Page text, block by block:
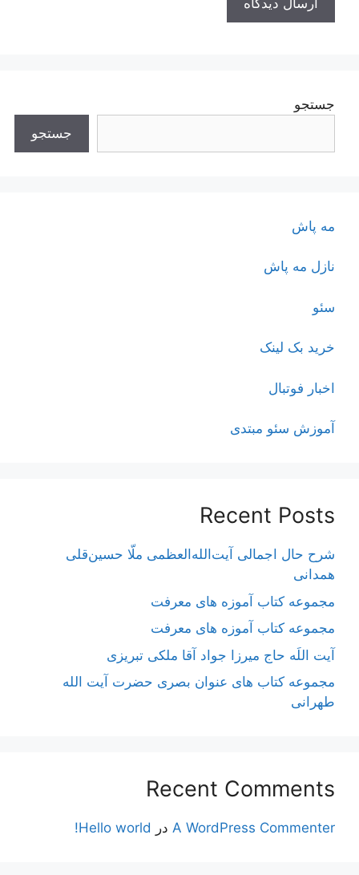
جستجو
جستجو
مه پاش
نازل مه پاش
سئو
خرید بک لینک
اخبار فوتبال
آموزش سئو مبتدی
Recent Posts
شرح حال اجمالی آیت‌الله‌العظمی ملّا حسین‌قلی
همدانی
مجموعه کتاب آموزه های معرفت
مجموعه کتاب آموزه های معرفت
آیت اللَه حاج میرزا جواد آقا ملکی تبریزی
مجموعه کتاب های عنوان بصری حضرت آیت الله
طهرانی
Recent Comments
A WordPress Commenter در Hello world!